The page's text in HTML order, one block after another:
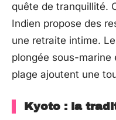
quête de tranquillité.
Indien propose des
une retraite intime.
plongée sous-marine
plage ajoutent une
Kyoto : la